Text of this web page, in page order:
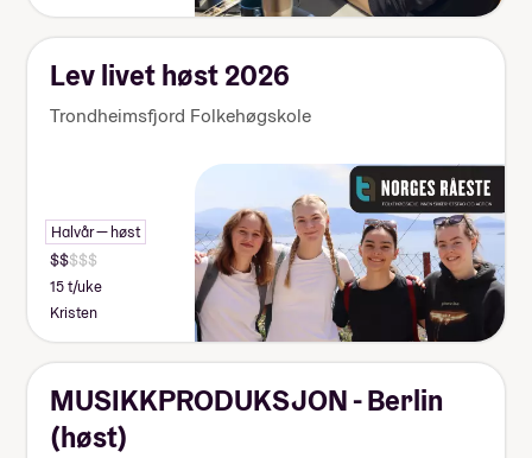
Lev livet høst 2026
Trondheimsfjord Folkehøgskole
Halvår — høst
15 t/uke
Kristen
MUSIKKPRODUKSJON - Berlin
(høst)